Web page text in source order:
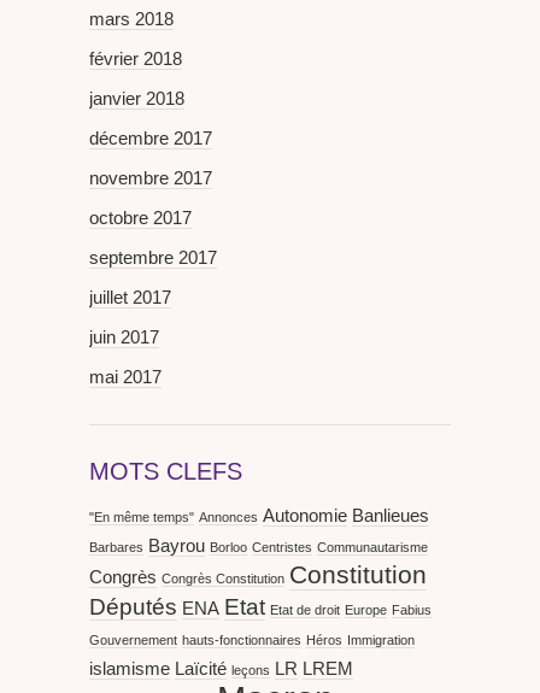
mars 2018
février 2018
janvier 2018
décembre 2017
novembre 2017
octobre 2017
septembre 2017
juillet 2017
juin 2017
mai 2017
MOTS CLEFS
"En même temps" Annonces Autonomie Banlieues
Barbares Bayrou Borloo Centristes Communautarisme
Congrès Congrès Constitution Constitution
Députés ENA Etat Etat de droit Europe Fabius
Gouvernement hauts-fonctionnaires Héros Immigration
islamisme Laïcité leçons LR LREM